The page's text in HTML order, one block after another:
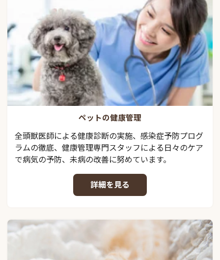
ペットの健康管理
全頭獣医師による健康診断の実施、感染症予防プログ
ラムの徹底、健康管理専門スタッフによる日々のケア
で病気の予防、未病の改善に努めています。
詳細を見る